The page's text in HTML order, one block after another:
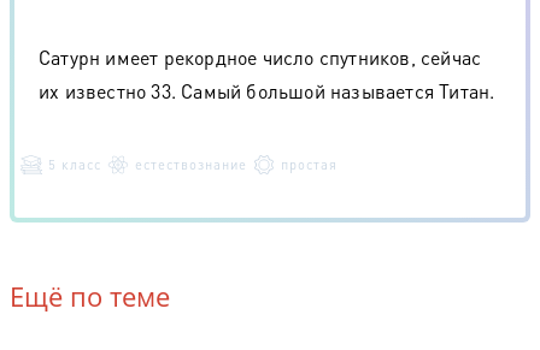
Сатурн имеет рекордное число спутников, сейчас
их известно 33. Самый большой называется Титан.
5 класс естествознание простая
Ещё по теме